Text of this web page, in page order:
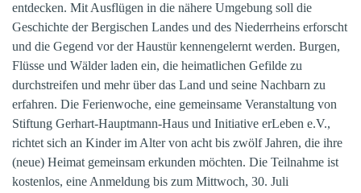
entdecken. Mit Ausflügen in die nähere Umgebung soll die
Geschichte der Bergischen Landes und des Niederrheins erforscht
und die Gegend vor der Haustür kennengelernt werden. Burgen,
Flüsse und Wälder laden ein, die heimatlichen Gefilde zu
durchstreifen und mehr über das Land und seine Nachbarn zu
erfahren. Die Ferienwoche, eine gemeinsame Veranstaltung von
Stiftung Gerhart-Hauptmann-Haus und Initiative erLeben e.V.,
richtet sich an Kinder im Alter von acht bis zwölf Jahren, die ihre
(neue) Heimat gemeinsam erkunden möchten. Die Teilnahme ist
kostenlos, eine Anmeldung bis zum Mittwoch, 30. Juli